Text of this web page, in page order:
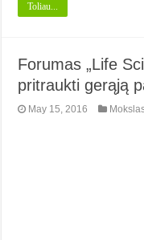
Toliau...
Forumas „Life
pritraukti gerąją
May 15, 2016